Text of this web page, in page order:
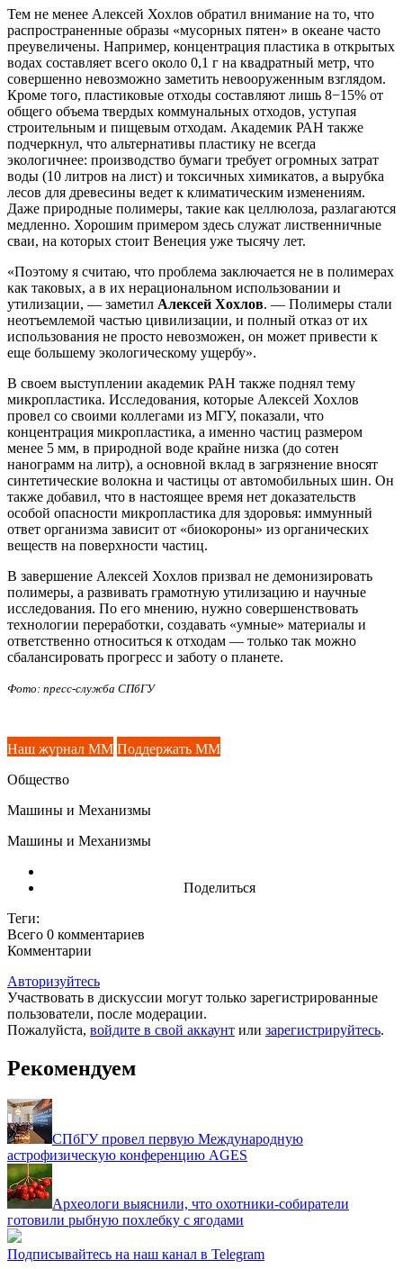
Тем не менее Алексей Хохлов обратил внимание на то, что
распространенные образы «мусорных пятен» в океане часто
преувеличены. Например, концентрация пластика в открытых
водах составляет всего около 0,1 г на квадратный метр, что
совершенно невозможно заметить невооруженным взглядом.
Кроме того, пластиковые отходы составляют лишь 8−15% от
общего объема твердых коммунальных отходов, уступая
строительным и пищевым отходам. Академик РАН также
подчеркнул, что альтернативы пластику не всегда
экологичнее: производство бумаги требует огромных затрат
воды (10 литров на лист) и токсичных химикатов, а вырубка
лесов для древесины ведет к климатическим изменениям.
Даже природные полимеры, такие как целлюлоза, разлагаются
медленно. Хорошим примером здесь служат лиственничные
сваи, на которых стоит Венеция уже тысячу лет.
«Поэтому я считаю, что проблема заключается не в полимерах
как таковых, а в их нерациональном использовании и
утилизации, — заметил Алексей Хохлов. — Полимеры стали
неотъемлемой частью цивилизации, и полный отказ от их
использования не просто невозможен, он может привести к
еще большему экологическому ущербу».
В своем выступлении академик РАН также поднял тему
микропластика. Исследования, которые Алексей Хохлов
провел со своими коллегами из МГУ, показали, что
концентрация микропластика, а именно частиц размером
менее 5 мм, в природной воде крайне низка (до сотен
нанограмм на литр), а основной вклад в загрязнение вносят
синтетические волокна и частицы от автомобильных шин. Он
также добавил, что в настоящее время нет доказательств
особой опасности микропластика для здоровья: иммунный
ответ организма зависит от «биокороны» из органических
веществ на поверхности частиц.
В завершение Алексей Хохлов призвал не демонизировать
полимеры, а развивать грамотную утилизацию и научные
исследования. По его мнению, нужно совершенствовать
технологии переработки, создавать «умные» материалы и
ответственно относиться к отходам — только так можно
сбалансировать прогресс и заботу о планете.
Фото: пресс-служба СПбГУ
Наш журнал ММ Поддержать ММ
Общество
Машины и Механизмы
Машины и Механизмы
Поделиться
Теги:
Всего 0 комментариев
Комментарии
Авторизуйтесь
Участвовать в дискуссии могут только зарегистрированные
пользователи, после модерации.
Пожалуйста, войдите в свой аккаунт или зарегистрируйтесь.
Рекомендуем
СПбГУ провел первую Международную
астрофизическую конференцию AGES
Археологи выяснили, что охотники-собиратели
готовили рыбную похлебку с ягодами
Подписывайтесь на наш канал в Telegram